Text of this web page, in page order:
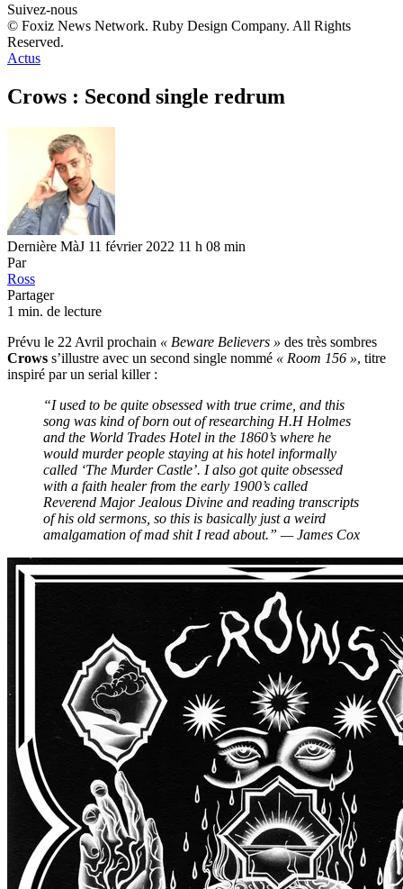
Suivez-nous
© Foxiz News Network. Ruby Design Company. All Rights
Reserved.
Actus
Crows : Second single redrum
Dernière MàJ 11 février 2022 11 h 08 min
Par
Ross
Partager
1 min. de lecture
Prévu le 22 Avril prochain « Beware Believers » des très sombres
Crows s’illustre avec un second single nommé « Room 156 », titre
inspiré par un serial killer :
“I used to be quite obsessed with true crime, and this
song was kind of born out of researching H.H Holmes
and the World Trades Hotel in the 1860’s where he
would murder people staying at his hotel informally
called ‘The Murder Castle’. I also got quite obsessed
with a faith healer from the early 1900’s called
Reverend Major Jealous Divine and reading transcripts
of his old sermons, so this is basically just a weird
amalgamation of mad shit I read about.” — James Cox